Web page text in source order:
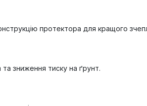
протектора для кращого
та зниження тиску на ґрунт.